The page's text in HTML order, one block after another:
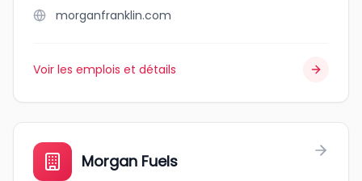
morganfranklin.com
Voir les emplois et détails
Morgan Fuels